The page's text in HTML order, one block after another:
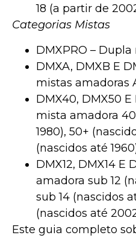
18 (a partir de
Categorias Mistas
DMXPRO –
DMXA, DMXB E
mistas amadoras
DMX40, DMX50
mista amadora
1980), 50+
(nascidos até
DMX12, DMX14 E
amadora sub 12
sub 14 (nascidos
(nascidos até
Este guia completo